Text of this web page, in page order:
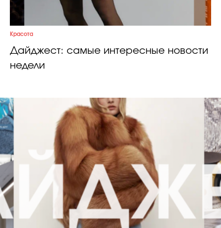
Красота
Дайджест: самые интересные новости
недели